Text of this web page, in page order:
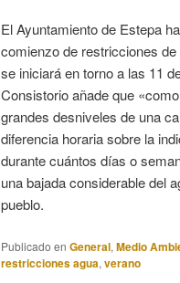
El Ayuntamiento de Estepa
comienzo de restricciones
se iniciará en torno a las 11
Consistorio añade que
grandes desniveles de una
diferencia horaria sobre la
durante cuántos días o
una bajada considerable del
pueblo.
Publicado en General, Medio
restricciones agua, verano